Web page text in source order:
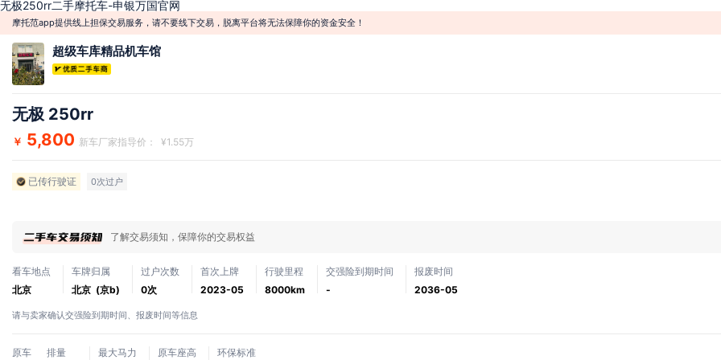
无极250rr二手摩托车-申银万国官网
摩托范app提供线上担保交易服务，请不要线下交易，脱离平台将无法保障你的资金安全！
超级车库精品机车馆
无极 250rr
￥ 5,800 新车厂家指导价： ¥1.55万
已传行驶证 0次过户
了解交易须知，保障你的交易权益
看车地点
北京
车牌归属
北京 (京b)
过户次数
0次
首次上牌
2023-05
行驶里程
8000km
交强险到期时间
-
报废时间
2036-05
请与卖家确认交强险到期时间、报废时间等信息
原车
排量 最大马力 原车座高 环保标准